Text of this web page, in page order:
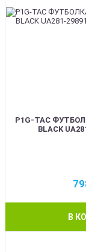
P1G-TAC
BLACK
В